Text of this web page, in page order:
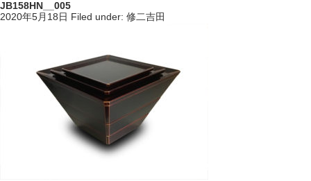
JB158HN__005
2020年5月18日 Filed under: 修二吉田